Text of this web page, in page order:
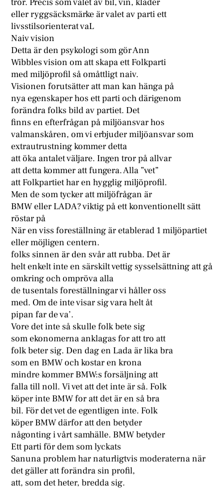
tror. Precis som valet av bil, vin, kläder
eller ryggsäcksmärke är valet av parti ett
livsstilsorienterat vaL
Naiv vision
Detta är den psykologi som gör Ann
Wibbles vision om att skapa ett Folkparti
med miljöprofil så omåttligt naiv.
Visionen forutsätter att man kan hänga på
nya egenskaper hos ett parti och därigenom
forändra folks bild av partiet. Det
finns en efterfrågan på miljöansvar hos
valmanskåren, om vi erbjuder miljöansvar som
extrautrustning kommer detta
att öka antalet väljare. Ingen tror på allvar
att detta kommer att fungera. Alla ”vet”
att Folkpartiet har en hygglig miljöprofil.
Men de som tycker att miljöfrågan är
BMW eller LADA? viktig på ett konventionellt sätt
röstar på
När en viss foreställning är etablerad 1 miljöpartiet
eller möjligen centern.
folks sinnen är den svår att rubba. Det är
helt enkelt inte en särskilt vettig sysselsättning att gå
omkring och ompröva alla
de tusentals foreställningar vi håller oss
med. Om de inte visar sig vara helt åt
pipan far de va’.
Vore det inte så skulle folk bete sig
som ekonomerna anklagas for att tro att
folk beter sig. Den dag en Lada är lika bra
som en BMW och kostar en krona
mindre kommer BMW:s forsäljning att
falla till noll. Vi vet att det inte är så. Folk
köper inte BMW for att det är en så bra
bil. För det vet de egentligen inte. Folk
köper BMW därfor att den betyder
någonting i vårt samhälle. BMW betyder
Ett parti för dem som lyckats
Sanuna problem har naturligtvis moderaterna när
det gäller att forändra sin profil,
att, som det heter, bredda sig.